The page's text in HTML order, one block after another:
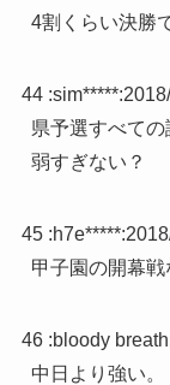
4割くらい決勝
44 :sim*****:
県予選すべて
弱すぎない？
45 :h7e*****:
甲子園の開幕戦
46 :bloody breath
中日より強い。